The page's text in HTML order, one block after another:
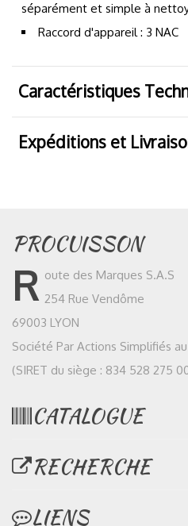
séparément et simple à
Raccord d'appareil : 3 NAC
Caractéristiques
Expéditions et
PROCUISSON
R oute des Marques S.A.S
254 Rue Vendôme
69003 LYON
Société Par Actions Simplifiés
(SIRET du siège : 834 528 275
CATALOGUE
RECHERCHE
LIENS